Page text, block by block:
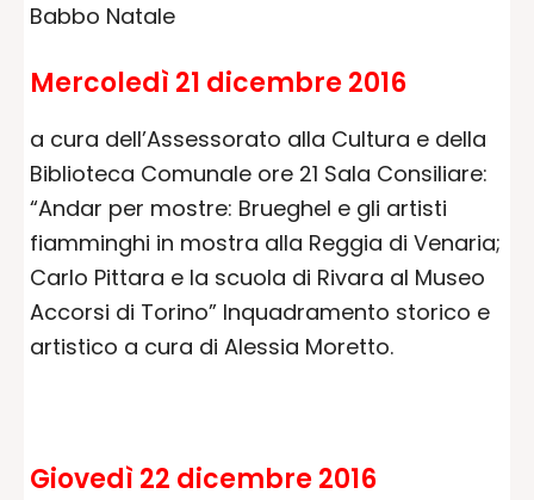
Babbo Natale
Mercoledì 21 dicembre 2016
a cura dell’Assessorato alla Cultura e della
Biblioteca Comunale ore 21 Sala Consiliare:
“Andar per mostre: Brueghel e gli artisti
fiamminghi in mostra alla Reggia di Venaria;
Carlo Pittara e la scuola di Rivara al Museo
Accorsi di Torino” Inquadramento storico e
artistico a cura di Alessia Moretto.
Giovedì 22 dicembre 2016